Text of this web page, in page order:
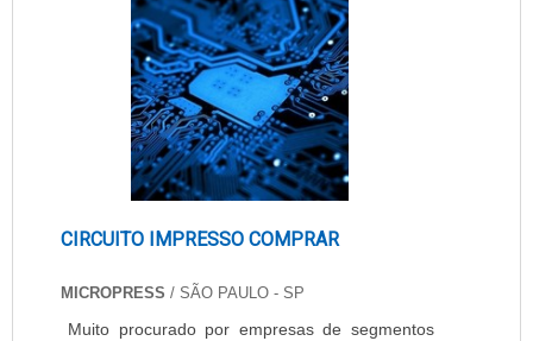
seguinte....
CIRCUITO IMPRESSO COMPRAR
MICROPRESS / SÃO PAULO - SP
Muito procurado por empresas de segmentos